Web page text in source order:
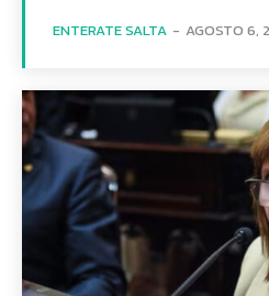
ENTERATE SALTA - AGOSTO 6,